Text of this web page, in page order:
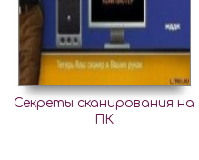
Секреты сканирования на
ПК